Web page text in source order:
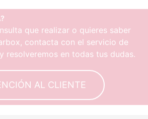
que realizar o quieres saber
contacta con el servicio de
resolveremos en todas tus dudas.
AL CLIENTE